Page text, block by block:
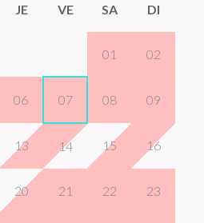
JE VE SA DI
01 02
06 07 08 09
13 14 15 16
20 21 22 23